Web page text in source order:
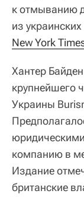
к отмыванию
из
New York
Хантер
крупнейшего
Украины
компанию в
Издание
британские